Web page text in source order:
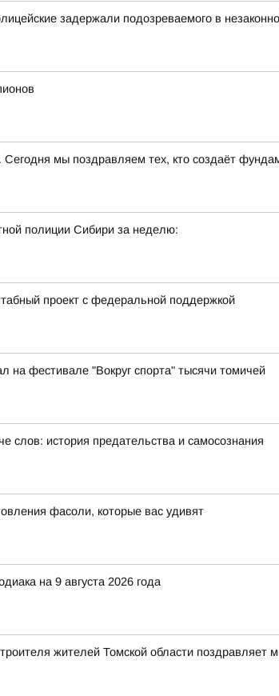
задержали подозреваемого в
Сегодня мы поздравляем тех, кто создаёт
полиции Сибири за неделю:
проект с федеральной поддержкой
на фестивале "Вокруг спорта" тысячи томичей
слов: история предательства и самосознания
фасоли, которые вас удивят
на 9 августа 2026 года
жителей Томской области поздравляет